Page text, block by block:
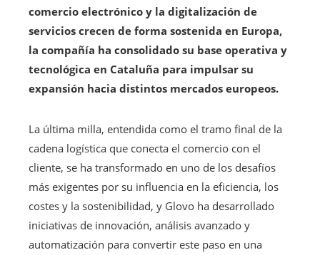
comercio electrónico y la digitalización de
servicios crecen de forma sostenida en Europa,
la compañía ha consolidado su base operativa y
tecnológica en Cataluña para impulsar su
expansión hacia distintos mercados europeos.
La última milla, entendida como el tramo final de la
cadena logística que conecta el comercio con el
cliente, se ha transformado en uno de los desafíos
más exigentes por su influencia en la eficiencia, los
costes y la sostenibilidad, y Glovo ha desarrollado
iniciativas de innovación, análisis avanzado y
automatización para convertir este paso en una